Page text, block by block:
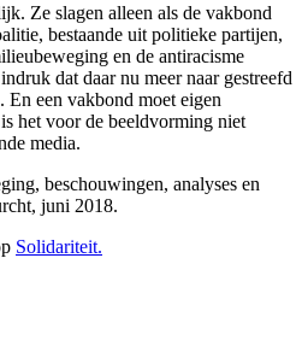
Ze slagen alleen als de vakbond
bestaande uit politieke partijen,
en de antiracisme
dat daar nu meer naar gestreefd
En een vakbond moet eigen
het voor de beeldvorming niet
media.
beschouwingen, analyses en
juni 2018.
Solidariteit.